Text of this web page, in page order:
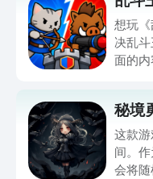
想玩
决乱
面的
app进
利最多
游戏
动内容
秘境
这款
间。
会将